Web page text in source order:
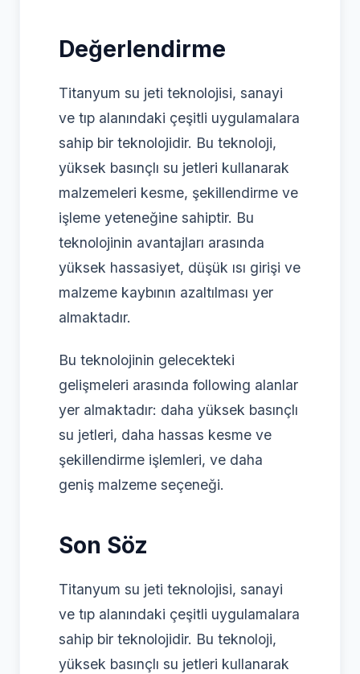
Değerlendirme
Titanyum su jeti teknolojisi, sanayi
ve tıp alanındaki çeşitli uygulamalara
sahip bir teknolojidir. Bu teknoloji,
yüksek basınçlı su jetleri kullanarak
malzemeleri kesme, şekillendirme ve
işleme yeteneğine sahiptir. Bu
teknolojinin avantajları arasında
yüksek hassasiyet, düşük ısı girişi ve
malzeme kaybının azaltılması yer
almaktadır.
Bu teknolojinin gelecekteki
gelişmeleri arasında following alanlar
yer almaktadır: daha yüksek basınçlı
su jetleri, daha hassas kesme ve
şekillendirme işlemleri, ve daha
geniş malzeme seçeneği.
Son Söz
Titanyum su jeti teknolojisi, sanayi
ve tıp alanındaki çeşitli uygulamalara
sahip bir teknolojidir. Bu teknoloji,
yüksek basınçlı su jetleri kullanarak